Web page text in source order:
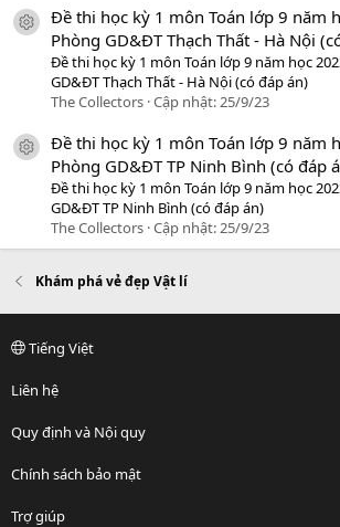
icon tài liệu
Đề thi học kỳ 1 môn Toán lớp 9 năm
Phòng GD&ĐT Thạch Thất - Hà Nội
Đề thi học kỳ 1 môn Toán lớp 9 năm học
GD&ĐT Thạch Thất - Hà Nội (có đáp án)
The Collectors Cập nhật:25/9/23
icon tài liệu
Đề thi học kỳ 1 môn Toán lớp 9 năm
Phòng GD&ĐT TP Ninh Bình (có đáp
Đề thi học kỳ 1 môn Toán lớp 9 năm học
GD&ĐT TP Ninh Bình (có đáp án)
The Collectors Cập nhật: 25/9/23
Khám phá vẻ đẹp Vật lí
Tiếng Việt
Liên hệ
Quy định và Nội quy
Chính sách bảo mật
Trợ giúp